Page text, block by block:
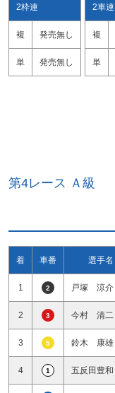
2枠連
複 発売無し
単 発売無し
2車連
複
単
第4レース Ａ
着 車番 選手名
1 2 戸塚 涼
2 3 今村 清
3 5 鈴木 康
4 1 五反田